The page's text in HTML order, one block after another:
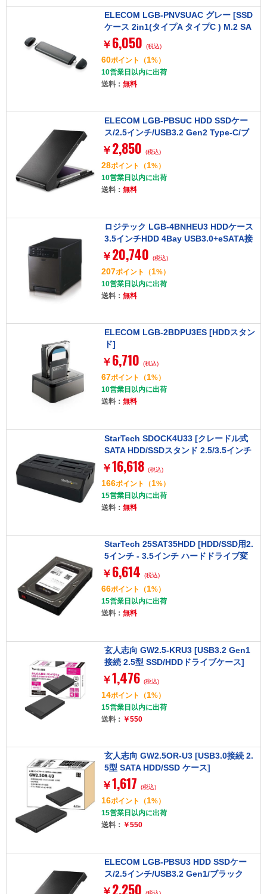
ELECOM LGB-PNVSUAC グレー [SSD
ケース 2in1(タイプA タイプC ) M.2 SA
TA NVMe 両対応]
￥ 6,050 (税込)
60ポイント （1%）
10営業日以内に出荷
送料： 無料
ELECOM LGB-PBSUC HDD SSDケー
ス/2.5インチ/USB3.2 Gen2 Type-C/ブ
ラック
￥ 2,850 (税込)
28ポイント （1%）
10営業日以内に出荷
送料： 無料
ロジテック LGB-4BNHEU3 HDDケース
3.5インチHDD 4Bay USB3.0+eSATA接
続 ソフト付
￥ 20,740 (税込)
207ポイント （1%）
10営業日以内に出荷
送料： 無料
ELECOM LGB-2BDPU3ES [HDDスタン
ド]
￥ 6,710 (税込)
67ポイント （1%）
10営業日以内に出荷
送料： 無料
StarTech SDOCK4U33 [クレードル式
SATA HDD/SSDスタンド 2.5/3.5インチ
ドライブ4台対応 USB 3.0準拠 冷却ファ
ン2基搭載]
￥16,618 (税込)
166ポイント （1%）
15営業日以内に出荷
送料： 無料
StarTech 25SAT35HDD [HDD/SSD用2.
5インチ - 3.5インチ ハードドライブ変
換ケース]
￥ 6,614 (税込)
66ポイント （1%）
15営業日以内に出荷
送料： 無料
玄人志向 GW2.5-KRU3 [USB3.2 Gen1
接続 2.5型 SSD/HDDドライブケース]
￥1,476 (税込)
14ポイント （1%）
15営業日以内に出荷
送料： ￥550
玄人志向 GW2.5OR-U3 [USB3.0接続 2.
5型 SATA HDD/SSD ケース]
￥1,617 (税込)
16ポイント （1%）
15営業日以内に出荷
送料： ￥550
ELECOM LGB-PBSU3 HDD SSDケー
ス/2.5インチ/USB3.2 Gen1/ブラック
￥ 2,250